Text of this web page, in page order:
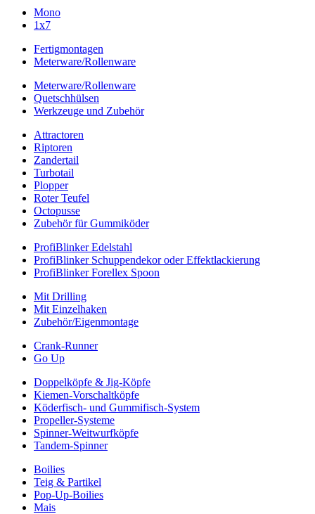
Mono
1x7
Fertigmontagen
Meterware/Rollenware
Meterware/Rollenware
Quetschhülsen
Werkzeuge und Zubehör
Attractoren
Riptoren
Zandertail
Turbotail
Plopper
Roter Teufel
Octopusse
Zubehör für Gummiköder
ProfiBlinker Edelstahl
ProfiBlinker Schuppendekor oder Effektlackierung
ProfiBlinker Forellex Spoon
Mit Drilling
Mit Einzelhaken
Zubehör/Eigenmontage
Crank-Runner
Go Up
Doppelköpfe & Jig-Köpfe
Kiemen-Vorschaltköpfe
Köderfisch- und Gummifisch-System
Propeller-Systeme
Spinner-Weitwurfköpfe
Tandem-Spinner
Boilies
Teig & Partikel
Pop-Up-Boilies
Mais